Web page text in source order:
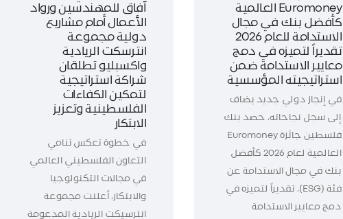
Euromoney العالمية
كأفضل بنك في مجال
الاستدامة للعام 2026
تقديراً لتميزه في دمج
معايير الاستدامة ضمن
استراتيجيته المؤسسية
في إنجاز دولي جديد يضاف
إلى سجل نجاحاته، حصد بنك
فلسطين جائزة Euromoney
العالمية لعام 2026 كأفضل
بنك في مجال الاستدامة عن
فئة (ESG)، تقديراً لتميزه في
دمج معايير الاستدامة
آفاق للمهندسين ورواد
الأعمال أمام مشاريع
دولية مجموعة
انترسكت الريادية
واكسبليو تطلقان
شراكة استراتيجية
لتمكين الكفاءات
الفلسطينية وتعزيز
الابتكار
في خطوة تعكس تنامي
التعاون الفلسطيني العالمي
في مجالات التكنولوجيا
والابتكار، أعلنت مجموعة
انترسيكت الريادية المدعومة